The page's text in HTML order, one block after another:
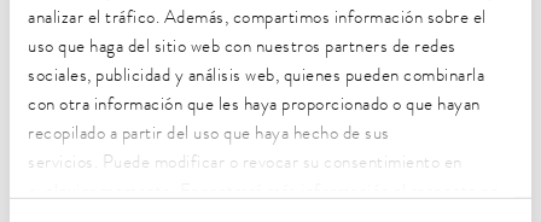
analizar el tráfico. Además, compartimos información sobre el
uso que haga del sitio web con nuestros partners de redes
sociales, publicidad y análisis web, quienes pueden combinarla
con otra información que les haya proporcionado o que hayan
recopilado a partir del uso que haya hecho de sus
servicios. Puede modificar o revocar su consentimiento en
5 ... 40 °C
Estabilidad de temperatura
0.02 ± K
Potencia calorífica máx.
1.8 kW